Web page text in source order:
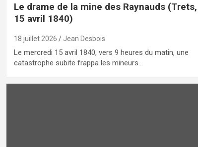
Le drame de la mine des Raynauds (Trets,
15 avril 1840)
18 juillet 2026 Jean Desbois
Le mercredi 15 avril 1840, vers 9 heures du matin, une
catastrophe subite frappa les mineurs…